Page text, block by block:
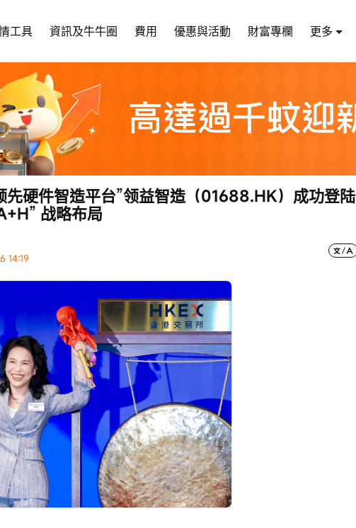
工具 資訊及牛牛圈 費用 優惠與活動 財富專欄 更多
14:19
先硬件智造平台”领益智造（01688.HK）成功登陆
战略布局